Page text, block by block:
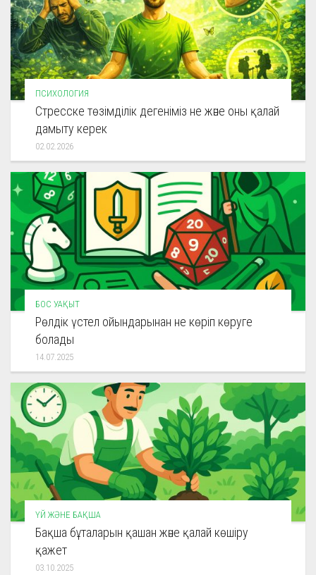
ПСИХОЛОГИЯ
Стресске төзімділік дегеніміз не және оны қалай
дамыту керек
02.02.2026
БОС УАҚЫТ
Рөлдік үстел ойындарынан не көріп көруге
болады
14.07.2025
ҮЙ ЖӘНЕ БАҚША
Бақша бұталарын қашан және қалай көшіру
қажет
03.10.2025